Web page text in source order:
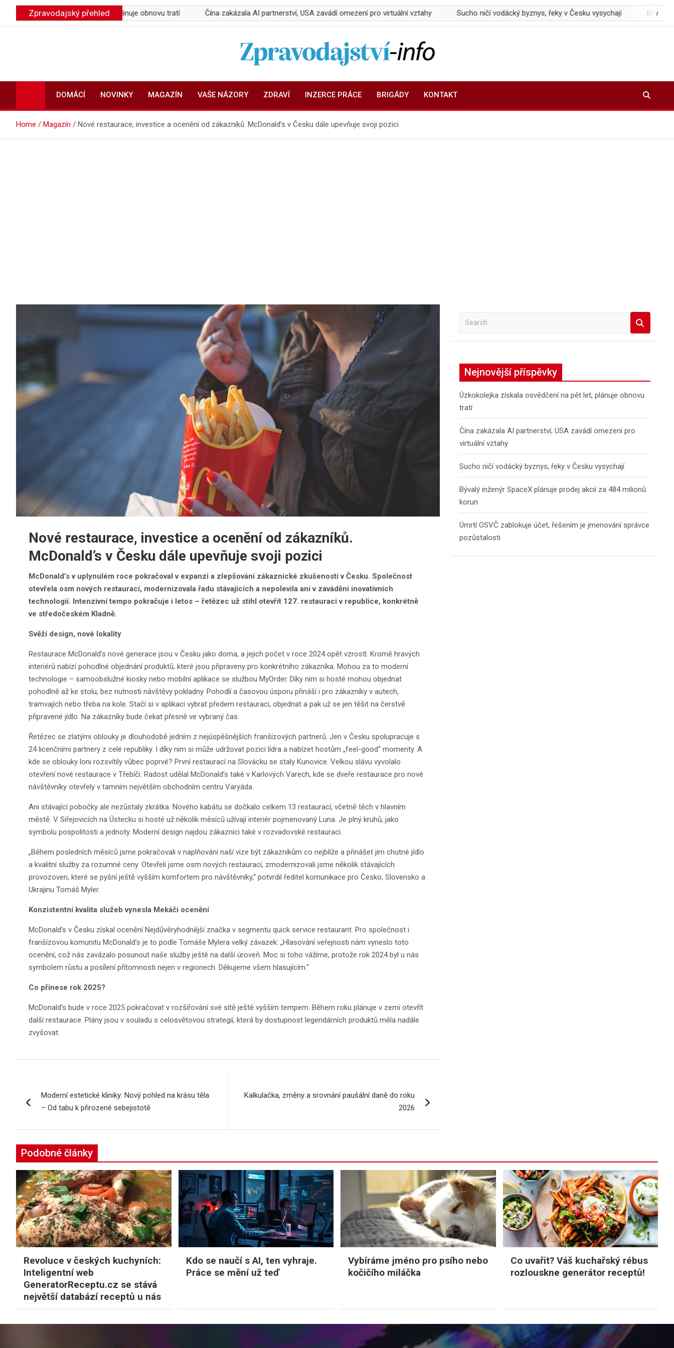
Zpravodajský přehled
osvědčení na pět let, plánuje obnovu tratí Čína zakázala AI partnerství, USA zavádí omezení pro virtuální vztahy Sucho ničí vodácký byznys, řeky v Česku vysychají Bývalý inženýr
Zpravodajství-info.cz
DOMÁCÍ NOVINKY MAGAZÍN VAŠE NÁZORY ZDRAVÍ INZERCE PRÁCE BRIGÁDY KONTAKT
Home Magazín Nové restaurace, investice a ocenění od zákazníků. McDonald’s v Česku dále upevňuje svoji pozici
Nové restaurace, investice a ocenění od zákazníků.
McDonald’s v Česku dále upevňuje svoji pozici
McDonald’s v uplynulém roce pokračoval v expanzi a zlepšování zákaznické zkušenosti v Česku. Společnost
otevřela osm nových restaurací, modernizovala řadu stávajících a nepolevila ani v zavádění inovativních
technologií. Intenzivní tempo pokračuje i letos – řetězec už stihl otevřít 127. restauraci v republice, konkrétně
ve středočeském Kladně.
Svěží design, nové lokality
Restaurace McDonald’s nové generace jsou v Česku jako doma, a jejich počet v roce 2024 opět vzrostl. Kromě hravých
interiérů nabízí pohodlné objednání produktů, které jsou připraveny pro konkrétního zákazníka. Mohou za to moderní
technologie – samoobslužné kiosky nebo mobilní aplikace se službou MyOrder. Díky nim si hosté mohou objednat
pohodlně až ke stolu, bez nutnosti návštěvy pokladny. Pohodlí a časovou úsporu přináší i pro zákazníky v autech,
tramvajích nebo třeba na kole. Stačí si v aplikaci vybrat předem restauraci, objednat a pak už se jen těšit na čerstvě
připravené jídlo. Na zákazníky bude čekat přesně ve vybraný čas.
Řetězec se zlatými oblouky je dlouhodobě jedním z nejúspěšnějších franšízových partnerů. Jen v Česku spolupracuje s
24 licenčními partnery z celé republiky. I díky nim si může udržovat pozici lídra a nabízet hostům „feel-good“ momenty. A
kde se oblouky loni rozsvítily vůbec poprvé? První restaurací na Slovácku se staly Kunovice. Velkou slávu vyvolalo
otevření nové restaurace v Třebíči. Radost udělal McDonald’s také v Karlových Varech, kde se dveře restaurace pro nové
návštěvníky otevřely v tamním největším obchodním centru Varyáda.
Ani stávající pobočky ale nezůstaly zkrátka. Nového kabátu se dočkalo celkem 13 restaurací, včetně těch v hlavním
městě. V Siřejovicích na Ústecku si hosté už několik měsíců užívají interiér pojmenovaný Luna. Je plný kruhů, jako
symbolu pospolitosti a jednoty. Moderní design najdou zákazníci také v rozvadovské restauraci.
„Během posledních měsíců jsme pokračovali v naplňování naší vize být zákazníkům co nejblíže a přinášet jim chutné jídlo
a kvalitní služby za rozumné ceny. Otevřeli jsme osm nových restaurací, zmodernizovali jsme několik stávajících
provozoven, které se pyšní ještě vyšším komfortem pro návštěvníky,“ potvrdil ředitel komunikace pro Česko, Slovensko a
Ukrajinu Tomáš Myler.
Konzistentní kvalita služeb vynesla Mekáči ocenění
McDonald’s v Česku získal ocenění Nejdůvěryhodnější značka v segmentu quick service restaurant. Pro společnost i
franšízovou komunitu McDonald’s je to podle Tomáše Mylera velký závazek: „Hlasování veřejnosti nám vyneslo toto
ocenění, což nás zavázalo posunout naše služby ještě na další úroveň. Moc si toho vážíme, protože rok 2024 byl u nás
symbolem růstu a posílení přítomnosti nejen v regionech. Děkujeme všem hlasujícím.“
Co přinese rok 2025?
McDonald’s bude v roce 2025 pokračovat v rozšiřování své sítě ještě vyšším tempem. Během roku plánuje v zemi otevřít
další restaurace. Plány jsou v souladu s celosvětovou strategií, která by dostupnost legendárních produktů měla nadále
zvyšovat.
pro
příspěvek
Moderní estetické kliniky: Nový pohled na krásu těla
– Od tabu k přirozené sebejistotě
Kalkulačka, změny a srovnání paušální daně do roku
2026
a
h
Nejnovější příspěvky
Úzkokolejka získala osvědčení na pět let, plánuje obnovu
tratí
Čína zakázala AI partnerství, USA zavádí omezení pro
virtuální vztahy
Sucho ničí vodácký byznys, řeky v Česku vysychají
Bývalý inženýr SpaceX plánuje prodej akcií za 484 milionů
korun
Úmrtí OSVČ zablokuje účet, řešením je jmenování správce
pozůstalosti
Podobné články
Revoluce v českých kuchyních:
Inteligentní web
GeneratorReceptu.cz se stává
největší databází receptů u nás
Kdo se naučí s AI, ten vyhraje.
Práce se mění už teď
Vybíráme jméno pro psího nebo
kočičího miláčka
Co uvařit? Váš kuchařský rébus
rozlouskne generátor receptů!